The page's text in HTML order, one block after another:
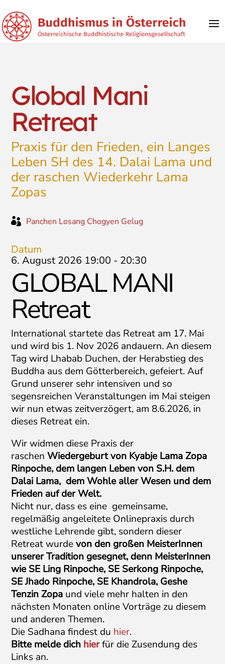
Global Mani
Retreat
Praxis für den Frieden, ein Langes
Leben SH des 14. Dalai Lama und
der raschen Wiederkehr Lama
Zopas
 Panchen Losang Chogyen Gelug
Datum
6. August 2026 19:00 - 20:30
GLOBAL MANI
Retreat
International startete das Retreat am 17. Mai
und wird bis 1. Nov 2026 andauern. An diesem
Tag wird Lhabab Duchen, der Herabstieg des
Buddha aus dem Götterbereich, gefeiert. Auf
Grund unserer sehr intensiven und so
segensreichen Veranstaltungen im Mai steigen
wir nun etwas zeitverzögert, am 8.6.2026, in
dieses Retreat ein.
Wir widmen diese Praxis der
raschenWiedergeburt von Kyabje Lama Zopa
Rinpoche, dem langen Leben von S.H. dem
Dalai Lama, dem Wohle aller Wesen und dem
Frieden auf der Welt.
Nicht nur, dass es eine gemeinsame,
regelmäßig angeleitete Onlinepraxis durch
westliche Lehrende gibt, sondern dieser
Retreat wurdevon den großen MeisterInnen
unserer Tradition gesegnet, denn MeisterInnen
wie SE Ling Rinpoche, SE Serkong Rinpoche,
SE Jhado Rinpoche, SE Khandrola, Geshe
Tenzin Zopa und viele mehr halten in den
nächsten Monaten online Vorträge zu diesem
und anderen Themen.
Die Sadhana findest du hier.
Bitte melde dich hierfür die Zusendung des
Links an.